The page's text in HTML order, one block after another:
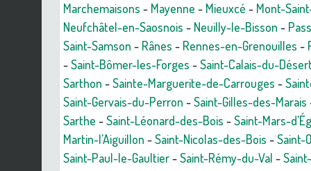
Marchemaisons - Mayenne - Mieuxcé - Mont-
Neufchâtel-en-Saosnois - Neuilly-le-Bisson -
Saint-Samson - Rânes - Rennes-en-Grenouilles -
-Saint-Bômer-les-Forges -Saint-Calais-du-
Sarthon -Sainte-Marguerite-de-Carrouges -
Saint-Gervais-du-Perron -Saint-Gilles-des-Marais
Sarthe -Saint-Léonard-des-Bois -Saint-Mars-
Martin-l'Aiguillon -Saint-Nicolas-des-Bois -Saint-
Saint-Paul-le-Gaultier-Saint-Rémy-du-Val -